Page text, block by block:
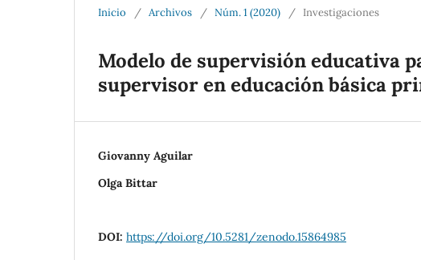
Inicio / Archivos / Núm. 1 (2020) / Investigaciones
Modelo de supervisión educativa
supervisor en educación básica
Giovanny Aguilar
Olga Bittar
DOI: https://doi.org/10.5281/zenodo.15864985